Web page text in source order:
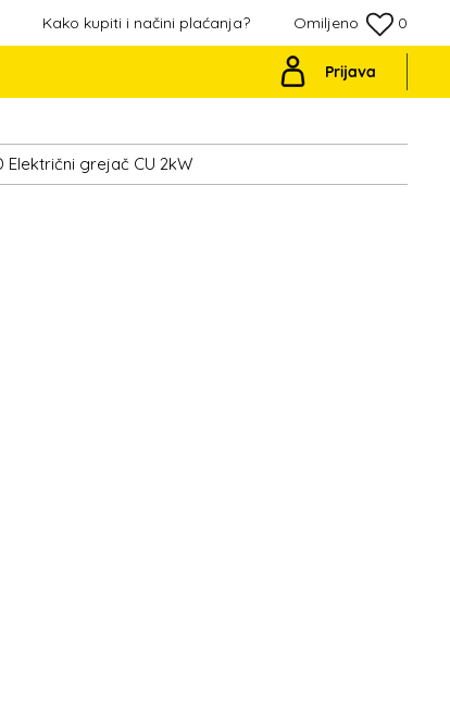
Omiljeno 0
Kako kupiti i načini plaćanja?
Prijava
Električni grejač CU 2kW